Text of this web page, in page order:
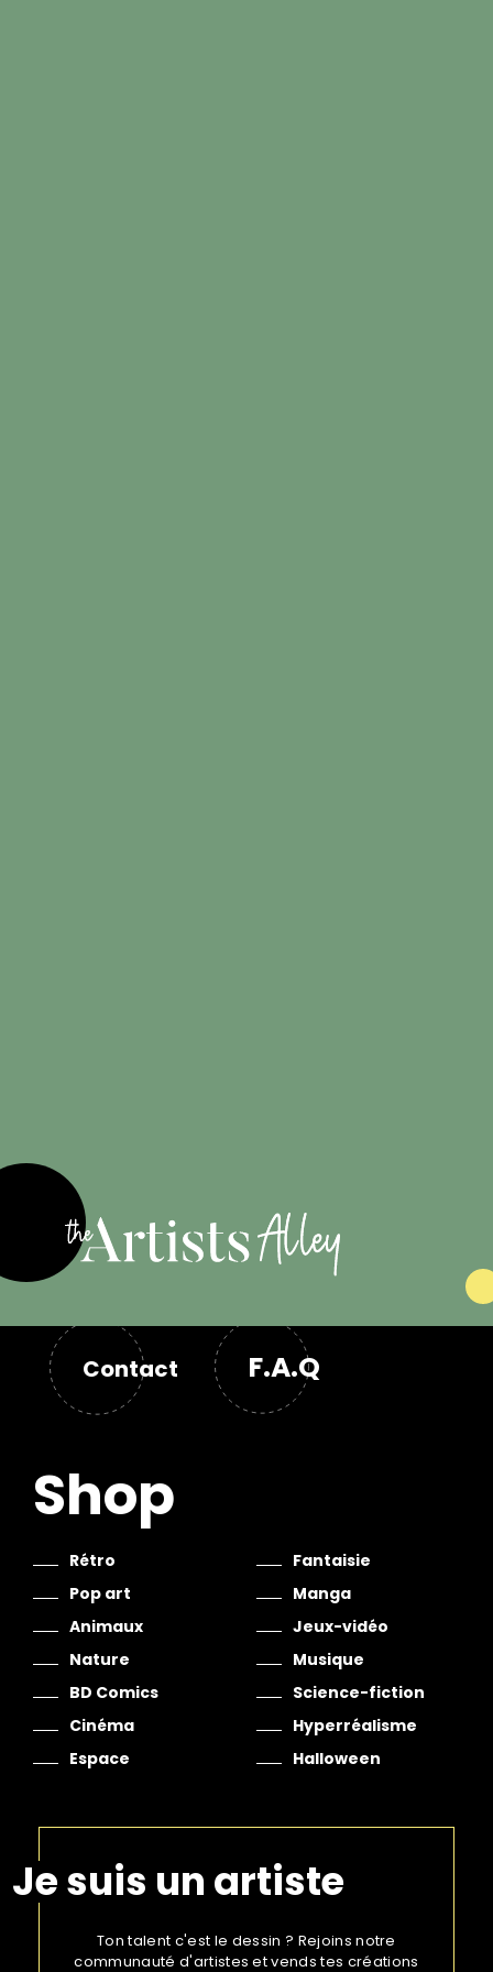
Contact F.A.Q
Shop
Rétro
Pop art
Animaux
Nature
BD Comics
Cinéma
Espace
Fantaisie
Manga
Jeux-vidéo
Musique
Science-fiction
Hyperréalisme
Halloween
Je suis un artiste
Ton talent c'est le dessin ? Rejoins notre
communauté d'artistes et vends tes créations